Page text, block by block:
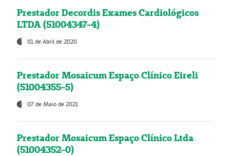
Prestador Decordis Exames Cardiológicos
LTDA (51004347-4)
01 de Abril de 2020
Prestador Mosaicum Espaço Clínico Eireli
(51004355-5)
07 de Maio de 2021
Prestador Mosaicum Espaço Clínico Ltda
(51004352-0)